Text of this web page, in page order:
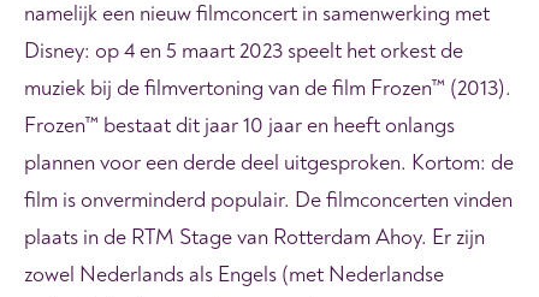
namelijk een nieuw filmconcert in samenwerking met
Disney: op 4 en 5 maart 2023 speelt het orkest de
muziek bij de filmvertoning van de film Frozen™ (2013).
Frozen™ bestaat dit jaar 10 jaar en heeft onlangs
plannen voor een derde deel uitgesproken. Kortom: de
film is onverminderd populair. De filmconcerten vinden
plaats in de RTM Stage van Rotterdam Ahoy. Er zijn
zowel Nederlands als Engels (met Nederlandse